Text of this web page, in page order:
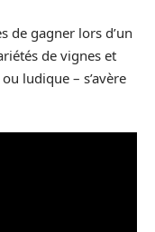
de gagner lors d’un
de vignes et
ludique – s’avère